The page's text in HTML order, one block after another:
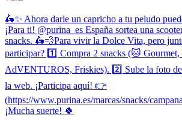
🛵✨ Ahora darle un capricho a tu peludo
¡Para ti! @purina_es España sortea una
snacks. 🛵💨Para vivir la Dolce Vita, pero
participar? 1️⃣ Compra 2 snacks (🐱
AdVENTUROS, Friskies). 2️⃣ Sube la foto
la web. ¡Participa aquí! 👉
(https://www.purina.es/marcas/snacks/
¡Mucha suerte! 🍀